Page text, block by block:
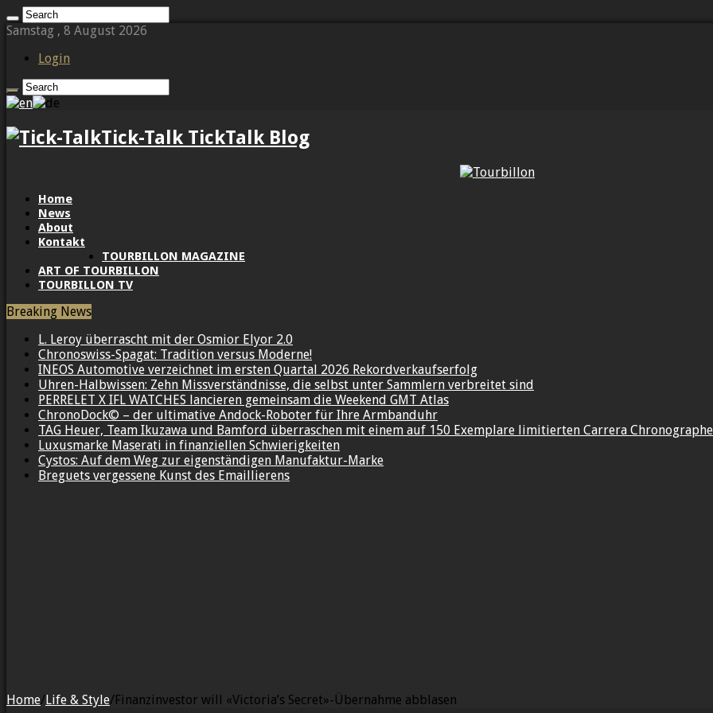
Samstag , 8 August 2026
Login
Tick-Talk TickTalk Blog
Home
News
About
Kontakt
TOURBILLON MAGAZINE
ART OF TOURBILLON
TOURBILLON TV
Breaking News
L. Leroy überrascht mit der Osmior Elyor 2.0
Chronoswiss-Spagat: Tradition versus Moderne!
INEOS Automotive verzeichnet im ersten Quartal 2026 Rekordverkaufserfolg
Uhren-Halbwissen: Zehn Missverständnisse, die selbst unter Sammlern verbreitet sind
PERRELET X IFL WATCHES lancieren gemeinsam die Weekend GMT Atlas
ChronoDock© – der ultimative Andock-Roboter für Ihre Armbanduhr
TAG Heuer, Team Ikuzawa und Bamford überraschen mit einem auf 150 Exemplare limitierten Carrera
Luxusmarke Maserati in finanziellen Schwierigkeiten
Cystos: Auf dem Weg zur eigenständigen Manufaktur-Marke
Breguets vergessene Kunst des Emaillierens
Home/Life & Style/Finanzinvestor will «Victoria’s Secret»-Übernahme abblasen